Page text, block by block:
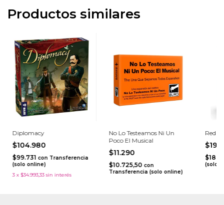
Productos similares
Diplomacy
$104.980
$99.731 con Transferencia
(solo online)
3 x $34.993,33 sin interés
No Lo Testeamos Ni Un
Poco El Musical
$11.290
$10.725,50 con
Transferencia (solo online)
Red 7
(solo